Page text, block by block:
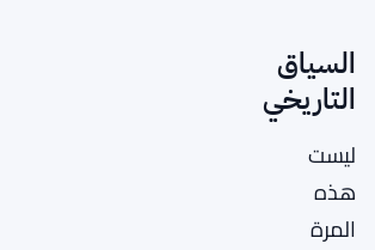
السياق
التاريخي
ليست
هذه
المرة